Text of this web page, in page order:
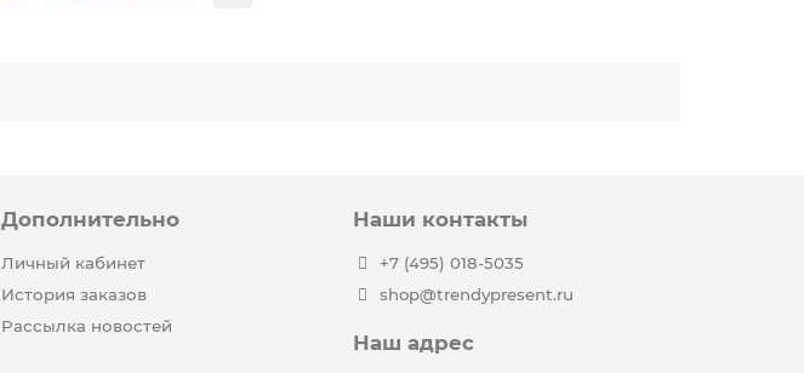
Дополнительно
Личный кабинет
История заказов
Рассылка новостей
Наши контакты
+7 (495) 018-5035
shop@trendypresent.ru
Наш адрес